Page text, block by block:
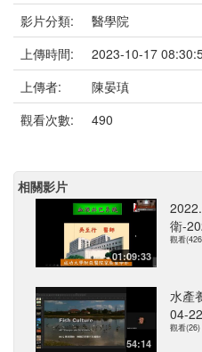
影片分類:
醫學院
上傳時間:
2023-10-17
上傳者:
陳晏瑱
觀看次數:
490
相關影片
01:09:33
衛-
觀看
54:14
水產
04-
觀看(26)